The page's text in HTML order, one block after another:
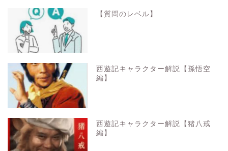
【質問のレベル】
西遊記キャラクター解説【孫悟空
編】
西遊記キャラクター解説【猪八戒
編】